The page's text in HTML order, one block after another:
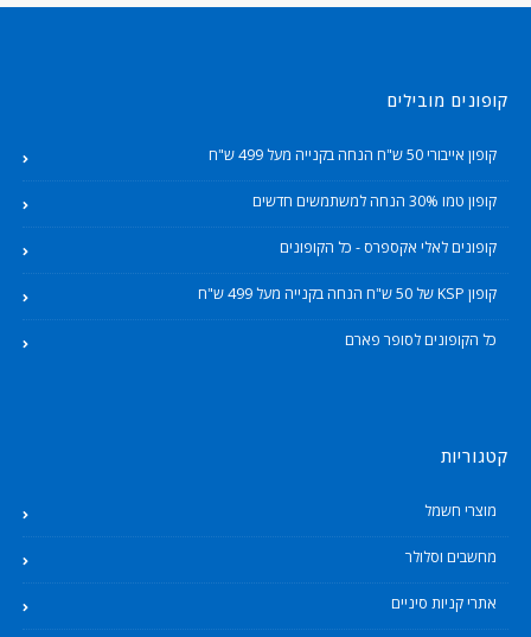
קופונים מובילים
קופון אייבורי 50 ש"ח הנחה בקנייה מעל 499 ש"ח
קופון טמו 30% הנחה למשתמשים חדשים
קופונים לאלי אקספרס - כל הקופונים
קופון KSP של 50 ש"ח הנחה בקנייה מעל 499 ש"ח
כל הקופונים לסופר פארם
קטגוריות
מוצרי חשמל
מחשבים וסלולר
אתרי קניות סיניים